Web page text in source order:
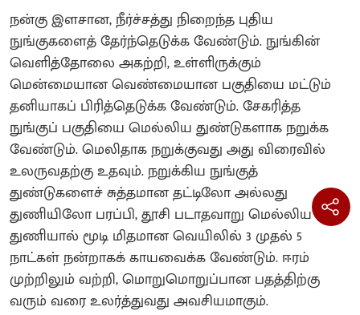
நன்கு இளசான, நீர்ச்சத்து நிறைந்த புதிய
நுங்குகளைத் தேர்ந்தெடுக்க வேண்டும். நுங்கின்
வெளித்தோலை அகற்றி, உள்ளிருக்கும்
மென்மையான வெண்மையான பகுதியை மட்டும்
தனியாகப் பிரித்தெடுக்க வேண்டும். சேகரித்த
நுங்குப் பகுதியை மெல்லிய துண்டுகளாக நறுக்க
வேண்டும். மெலிதாக நறுக்குவது அது விரைவில்
உலருவதற்கு உதவும். நறுக்கிய நுங்குத்
துண்டுகளைச் சுத்தமான தட்டிலோ அல்லது
துணியிலோ பரப்பி, தூசி படாதவாறு மெல்லிய
துணியால் மூடி மிதமான வெயிலில் 3 முதல் 5
நாட்கள் நன்றாகக் காயவைக்க வேண்டும். ஈரம்
முற்றிலும் வற்றி, மொறுமொறுப்பான பதத்திற்கு
வரும் வரை உலர்த்துவது அவசியமாகும்.